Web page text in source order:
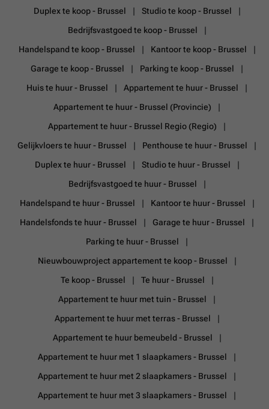
gewilde wijken van Brussel, vlakbij kwaliteitswinkels,
zeldzame pand een levensstijl die luxe, comfort en bereikbaarheid
combineert in het hart van de hoofdstad. Te bezichtigen zonder
uitstel Meer weten?
Duplex te koop - Brussel
Studio te koop - Brussel
Bedrijfsvastgoed te koop - Brussel
Handelspand te koop - Brussel
Kantoor te koop - Brussel
Garage te koop - Brussel
Parking te koop - Brussel
Huis te huur - Brussel
Appartement te huur - Brussel
Appartement te huur - Brussel (Provincie)
Appartement te huur - Brussel Regio (Regio)
Gelijkvloers te huur - Brussel
Penthouse te huur - Brussel
Duplex te huur - Brussel
Studio te huur - Brussel
Bedrijfsvastgoed te huur - Brussel
Handelspand te huur - Brussel
Kantoor te huur - Brussel
Handelsfonds te huur - Brussel
Garage te huur - Brussel
Parking te huur - Brussel
Nieuwbouwproject appartement te koop - Brussel
Te koop - Brussel
Te huur - Brussel
Appartement te huur met tuin - Brussel
Appartement te huur met terras - Brussel
Appartement te huur bemeubeld - Brussel
Appartement te huur met 1 slaapkamers - Brussel
Appartement te huur met 2 slaapkamers - Brussel
Appartement te huur met 3 slaapkamers - Brussel